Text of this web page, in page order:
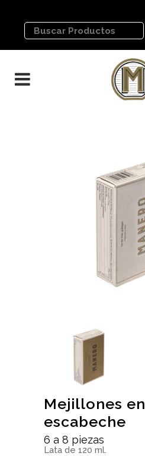
Mejillones en
escabeche
6 a 8 piezas
Lata de 120 ml.